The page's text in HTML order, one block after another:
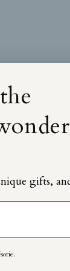
gifts,